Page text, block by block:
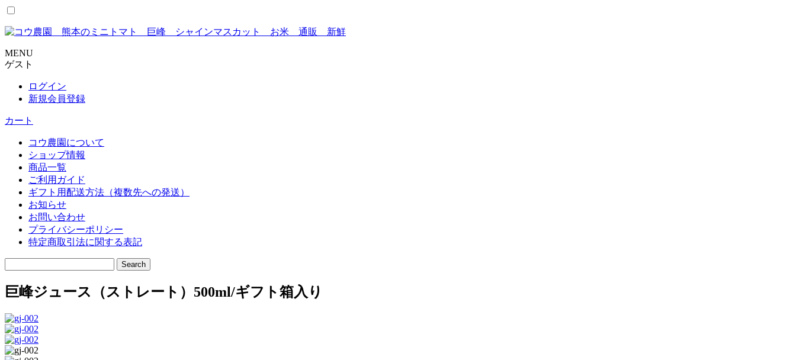
コ
テ
ツ
に
プ
MENU
ゲスト
ログイン
新規会員登録
カート
コウ農園について
ショップ情報
商品一覧
ご利用ガイド
ギフト用配送方法（複数先への発送）
お知らせ
お問い合わせ
プライバシーポリシー
特定商取引法に関する表記
巨峰ジュース（ストレート）500ml/ギフト箱入り